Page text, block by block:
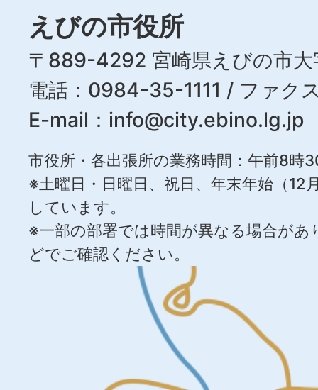
えびの市役所
〒889-4292 宮崎県えびの市大
電話：0984-35-1111 / ファ
E-mail： info@city.ebino.lg.jp
市役所・各出張所の業務時間：午前8時
※土曜日・日曜日、祝日、年末年始（12
しています。
※一部の部署では時間が異なる場合が
どでご確認ください。